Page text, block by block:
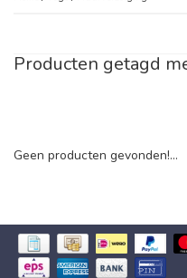
Producten getagd
Geen producten gevonden!...